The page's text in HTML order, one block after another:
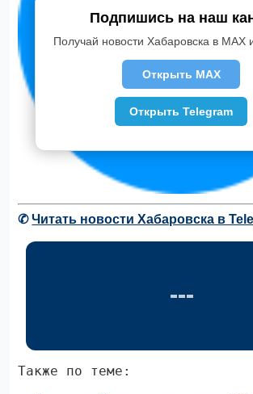
✆Читать новости Хабаровска в
Также по теме:
Подпишись на наш
Получай новости Хабаровска в MAX
Открыть MAX
Открыть Telegram